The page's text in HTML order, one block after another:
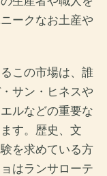
ークなお土産や
この市場は、誰
サン・ヒネスや
ルなどの重要な
す。歴史、文
を求めている方
はランサローテ